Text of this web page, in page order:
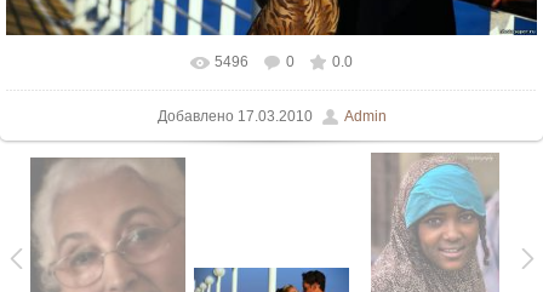
В реальном размере 1440x900
5496 0 0.0
Добавлено 17.03.2010 Admin